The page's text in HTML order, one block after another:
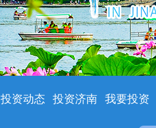
投资动态 投资济南 我要投资